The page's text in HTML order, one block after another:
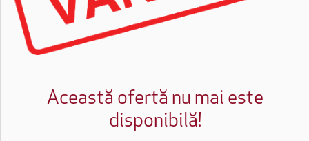
Această ofertă nu mai este
disponibilă!